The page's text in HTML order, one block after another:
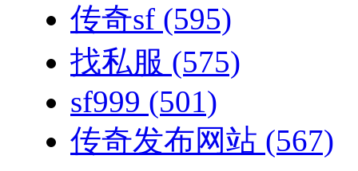
传奇sf (595)
找私服 (575)
sf999 (501)
传奇发布网站 (567)